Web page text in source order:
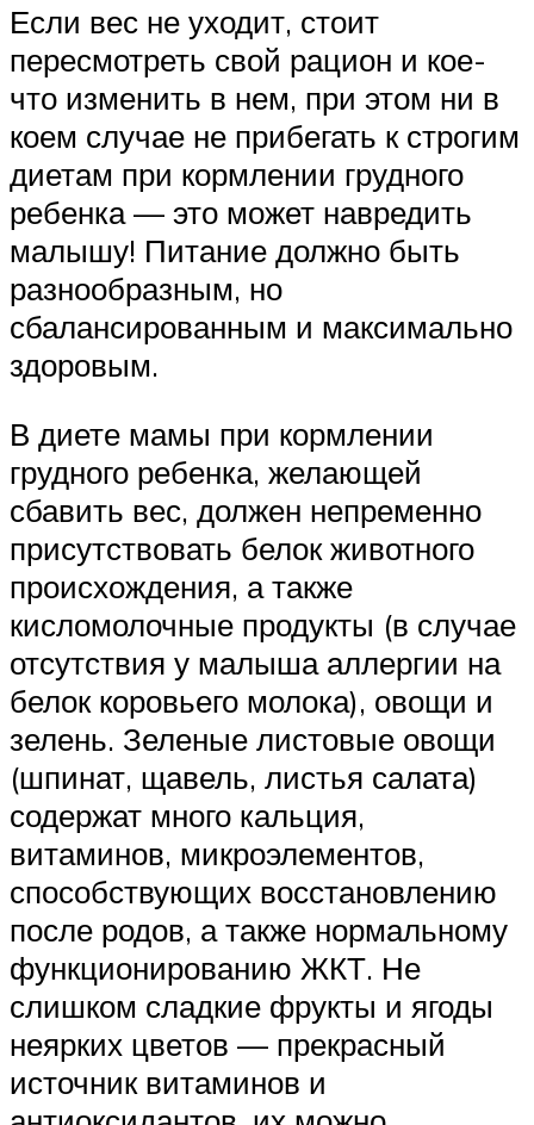
Если вес не уходит, стоит
пересмотреть свой рацион и кое-
что изменить в нем, при этом ни в
коем случае не прибегать к строгим
диетам при кормлении грудного
ребенка — это может навредить
малышу! Питание должно быть
разнообразным, но
сбалансированным и максимально
здоровым.
В диете мамы при кормлении
грудного ребенка, желающей
сбавить вес, должен непременно
присутствовать белок животного
происхождения, а также
кисломолочные продукты (в случае
отсутствия у малыша аллергии на
белок коровьего молока), овощи и
зелень. Зеленые листовые овощи
(шпинат, щавель, листья салата)
содержат много кальция,
витаминов, микроэлементов,
способствующих восстановлению
после родов, а также нормальному
функционированию ЖКТ. Не
слишком сладкие фрукты и ягоды
неярких цветов — прекрасный
источник витаминов и